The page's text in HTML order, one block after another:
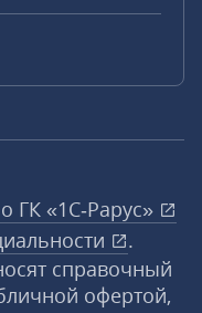
«1С‑Рарус»
.
справочный
офертой,